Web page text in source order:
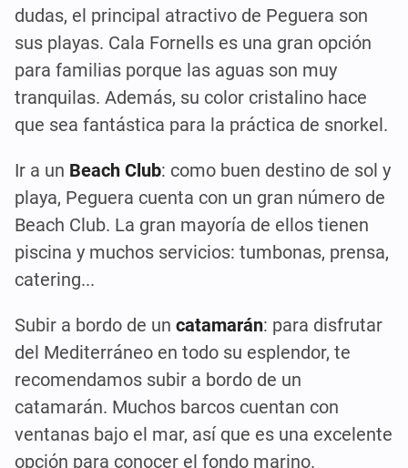
dudas, el principal atractivo de Peguera son
sus playas. Cala Fornells es una gran opción
para familias porque las aguas son muy
tranquilas. Además, su color cristalino hace
que sea fantástica para la práctica de snorkel.
Ir a un Beach Club: como buen destino de sol y
playa, Peguera cuenta con un gran número de
Beach Club. La gran mayoría de ellos tienen
piscina y muchos servicios: tumbonas, prensa,
catering...
Subir a bordo de un catamarán: para disfrutar
del Mediterráneo en todo su esplendor, te
recomendamos subir a bordo de un
catamarán. Muchos barcos cuentan con
ventanas bajo el mar, así que es una excelente
opción para conocer el fondo marino.